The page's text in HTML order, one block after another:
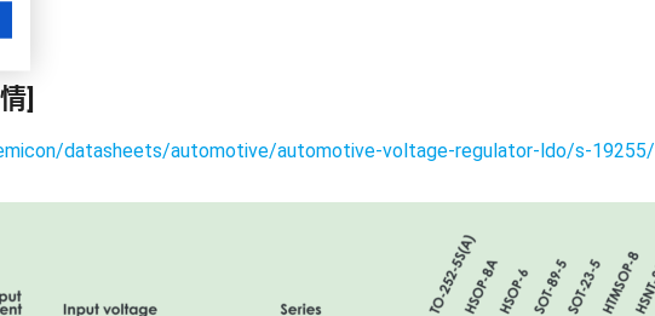
]
datasheets/automotive/automotive-voltage-regulator-ldo/s-19255/